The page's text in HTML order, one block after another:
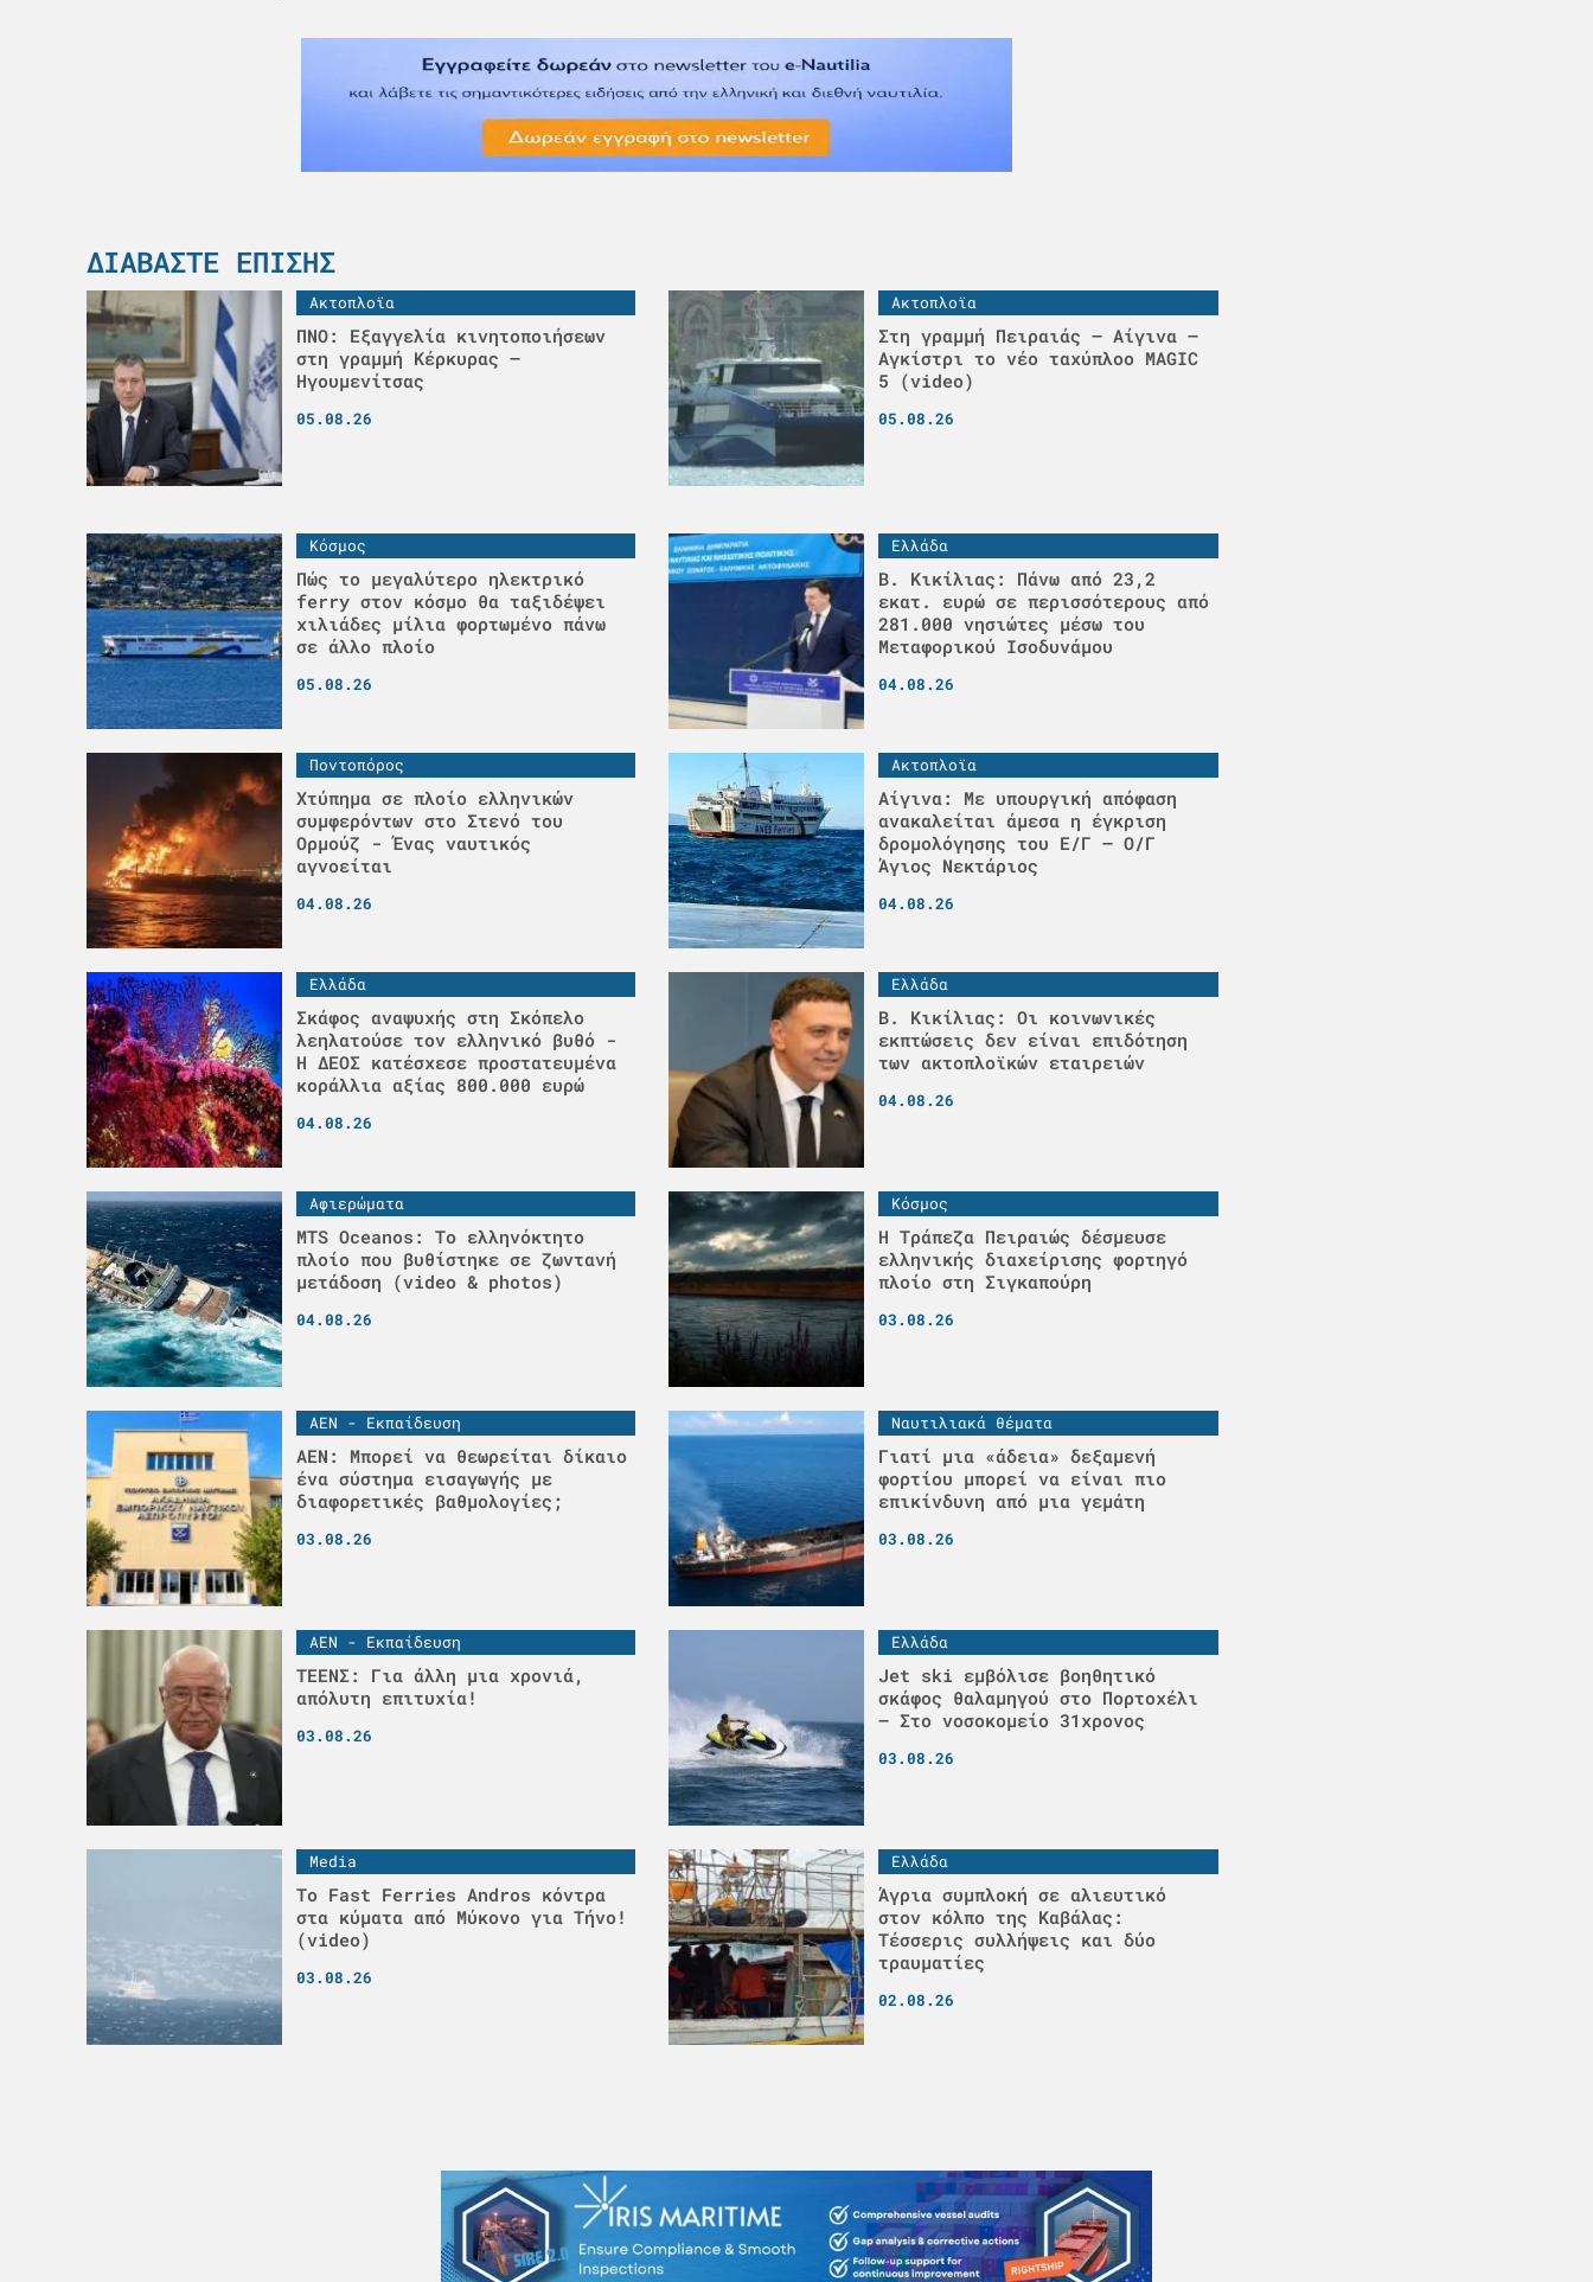
ΔΙΑΒΆΣΤΕ ΕΠΊΣΗΣ
Ακτοπλοϊα
ΠΝΟ: Εξαγγελία κινητοποιήσεων
στη γραμμή Κέρκυρας –
Ηγουμενίτσας
05.08.26
Ακτοπλοϊα
Στη γραμμή Πειραιάς – Αίγινα –
Αγκίστρι το νέο ταχύπλοο MAGIC
5 (video)
05.08.26
Κόσμος
Πώς το μεγαλύτερο ηλεκτρικό
ferry στον κόσμο θα ταξιδέψει
χιλιάδες μίλια φορτωμένο πάνω
σε άλλο πλοίο
05.08.26
Ελλάδα
Β. Κικίλιας: Πάνω από 23,2
εκατ. ευρώ σε περισσότερους από
281.000 νησιώτες μέσω του
Μεταφορικού Ισοδυνάμου
04.08.26
Ποντοπόρος
Χτύπημα σε πλοίο ελληνικών
συμφερόντων στο Στενό του
Ορμούζ - Ένας ναυτικός
αγνοείται
04.08.26
Ακτοπλοϊα
Αίγινα: Με υπουργική απόφαση
ανακαλείται άμεσα η έγκριση
δρομολόγησης του Ε/Γ – Ο/Γ
Άγιος Νεκτάριος
04.08.26
Ελλάδα
Σκάφος αναψυχής στη Σκόπελο
λεηλατούσε τον ελληνικό βυθό -
H ΔΕΟΣ κατέσχεσε προστατευμένα
κοράλλια αξίας 800.000 ευρώ
04.08.26
Ελλάδα
Β. Κικίλιας: Οι κοινωνικές
εκπτώσεις δεν είναι επιδότηση
των ακτοπλοϊκών εταιρειών
04.08.26
Αφιερώματα
MTS Oceanos: Το ελληνόκτητο
πλοίο που βυθίστηκε σε ζωντανή
μετάδοση (video & photos)
04.08.26
Κόσμος
Η Τράπεζα Πειραιώς δέσμευσε
ελληνικής διαχείρισης φορτηγό
πλοίο στη Σιγκαπούρη
03.08.26
ΑΕΝ - Εκπαίδευση
ΑΕΝ: Μπορεί να θεωρείται δίκαιο
ένα σύστημα εισαγωγής με
διαφορετικές βαθμολογίες;
03.08.26
Ναυτιλιακά θέματα
Γιατί μια «άδεια» δεξαμενή
φορτίου μπορεί να είναι πιο
επικίνδυνη από μια γεμάτη
03.08.26
ΑΕΝ - Εκπαίδευση
ΤΕΕΝΣ: Για άλλη μια χρονιά,
απόλυτη επιτυχία!
03.08.26
Ελλάδα
Jet ski εμβόλισε βοηθητικό
σκάφος θαλαμηγού στο Πορτοχέλι
– Στο νοσοκομείο 31χρονος
03.08.26
Media
Το Fast Ferries Andros κόντρα
στα κύματα από Μύκονο για Τήνο!
(video)
03.08.26
Ελλάδα
Άγρια συμπλοκή σε αλιευτικό
στον κόλπο της Καβάλας:
Τέσσερις συλλήψεις και δύο
τραυματίες
02.08.26